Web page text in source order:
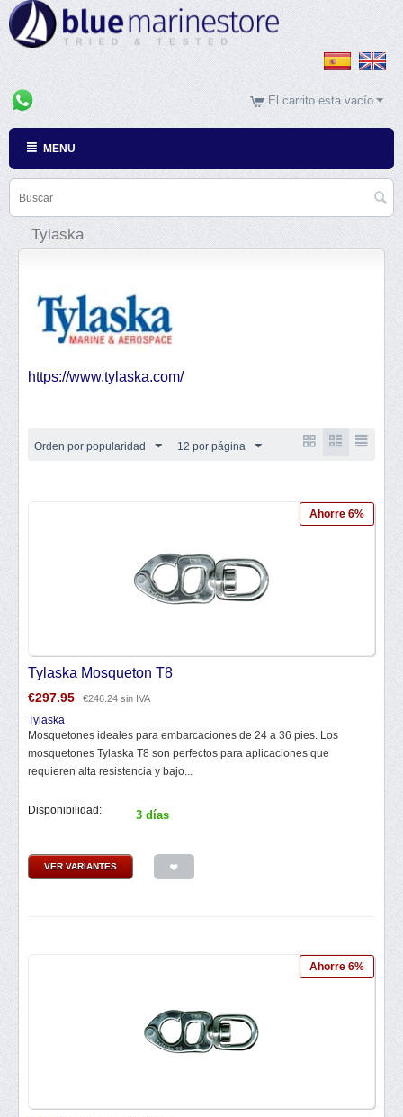
El carrito esta vacío
MENU
Tylaska
https://www.tylaska.com/
Orden por popularidad 12 por página
Ahorre 6%
Tylaska Mosqueton T8
€297.95 €246.24 sin IVA
Tylaska
Mosquetones ideales para embarcaciones de 24 a 36 pies. Los
mosquetones Tylaska T8 son perfectos para aplicaciones que
requieren alta resistencia y bajo...
Disponibilidad: 3 días
VER VARIANTES
Ahorre 6%